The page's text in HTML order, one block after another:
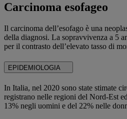
Carcinoma esofageo
Il carcinoma dell’esofago è una
della diagnosi. La sopravvivenza a 5
per il contrasto dell’elevato tasso di
EPIDEMIOLOGIA
In Italia, nel 2020 sono state stimate
registrano nelle regioni del Nord-Est
13% negli uomini e del 22% nelle